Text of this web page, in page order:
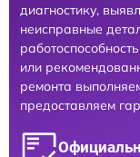
диагностику,
неисправные
или
ремонта
предоставляем